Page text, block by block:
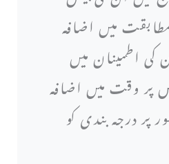
میں اضافہ
اطمینان میں
پر وقت میں اضافہ
پر درجہ بندی کو